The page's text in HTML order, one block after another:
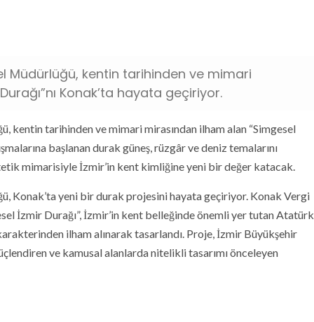
Müdürlüğü, kentin tarihinden ve mimari
Konak’ta hayata geçiriyor.
kentin tarihinden ve mimari mirasından ilham alan “Simgesel
başlanan durak güneş, rüzgâr ve deniz temalarını
mimarisiyle İzmir’in kent kimliğine yeni bir değer katacak.
Konak’ta yeni bir durak projesini hayata geçiriyor. Konak Vergi
İzmir Durağı”, İzmir’in kent belleğinde önemli yer tutan Atatürk
ilham alınarak tasarlandı. Proje, İzmir Büyükşehir
ve kamusal alanlarda nitelikli tasarımı önceleyen